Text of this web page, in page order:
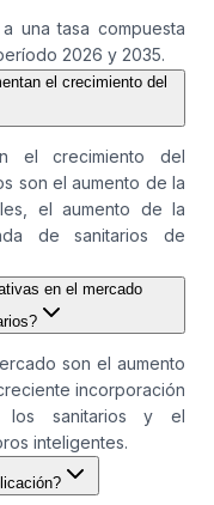
una tasa compuesta
2026 y 2035.
el crecimiento del
el crecimiento del
son el aumento de la
el aumento de la
de sanitarios de
en el mercado
son el aumento
incorporación
los sanitarios y el
inteligentes.